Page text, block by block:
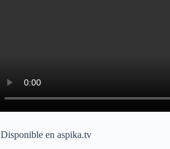
Disponible en aspika.tv